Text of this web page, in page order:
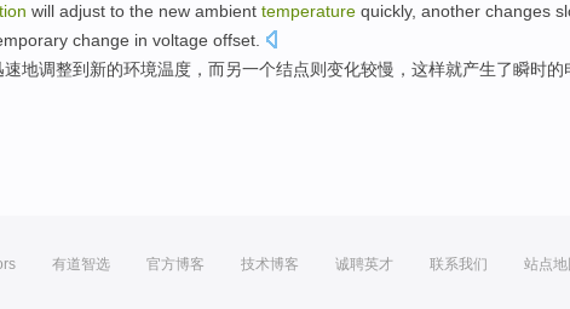
will adjust to the new ambient temperature quickly, another changes
change in voltage offset
速地调整到 新的环境温度 ， 而另一个结点则变化较慢 ， 这样就产生了瞬时的
有道智选 官方博客 技术博客 诚聘英才 联系我们 站点地